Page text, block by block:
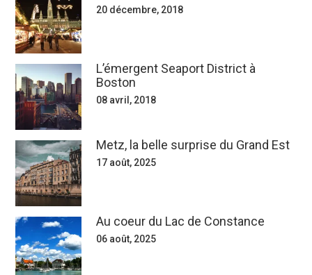
20 décembre, 2018
L’émergent Seaport District à
Boston
08 avril, 2018
Metz, la belle surprise du Grand Est
17 août, 2025
Au coeur du Lac de Constance
06 août, 2025